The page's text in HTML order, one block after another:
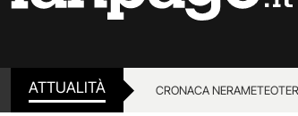
ATTUALITÀ CRONACA NERAMETEO